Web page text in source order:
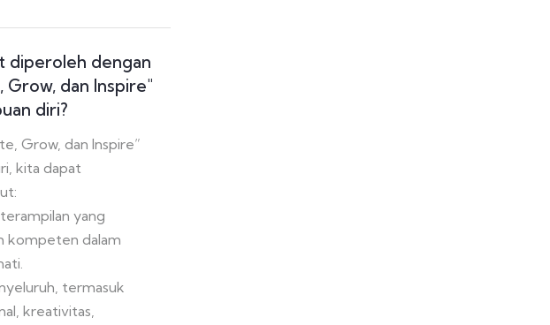
diperoleh dengan
dan Inspire"
diri?
Grow, dan Inspire”
kita dapat
yang
kompeten dalam
termasuk
kreativitas,